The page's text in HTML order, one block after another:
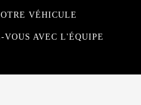
VÉHICULE
VOUS AVEC L'ÉQUIPE